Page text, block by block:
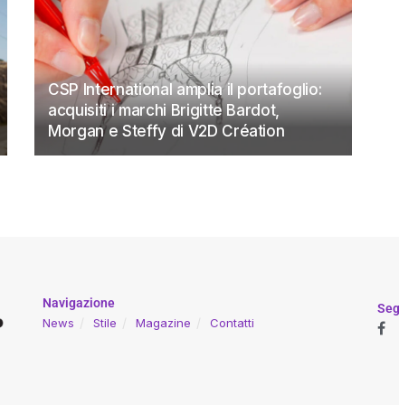
CSP International amplia il portafoglio:
acquisiti i marchi Brigitte Bardot,
Morgan e Steffy di V2D Création
Navigazione
News
Stile Magazine Contatti